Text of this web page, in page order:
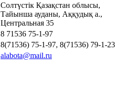
Солтүстiк Қазақстан облысы,
Тайынша ауданы, Аққудық а.,
Центральная 35
8 71536 75-1-97
8(71536) 75-1-97, 8(71536) 79-1-23
alabota@mail.ru